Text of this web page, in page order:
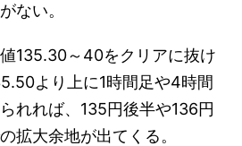
ない。
135.30～40をクリアに抜け
より上に1時間足や4時間
れれば、135円後半や136円
拡大余地が出てくる。